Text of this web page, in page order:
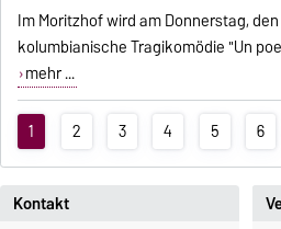
Im Moritzhof wird am Donnerstag,
kolumbianische Tragikomödie "Un
mehr ...
1 2 3 4 5 6
Kontakt